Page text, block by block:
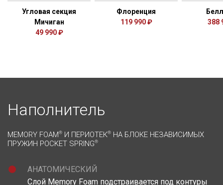
Угловая секция
Мичиган
49 990 ₽
Флоренция
119 990 ₽
388
Наполнитель
MEMORY FOAM® И ПЕРИОТЕК® НА БЛОКЕ НЕЗАВИСИМЫХ
ПРУЖИН POCKET SPRING®
АНАТОМИЧЕСКИЙ
Слой Memory Foam подстраивается под контуры